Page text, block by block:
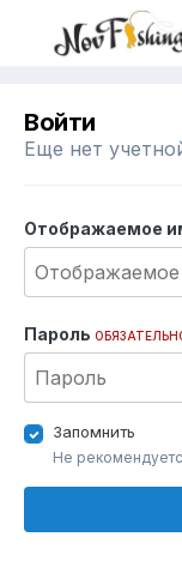
Войти
Еще нет
Отображаемое
Пароль
Запомнить
Не